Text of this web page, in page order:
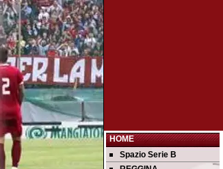
HOME
Spazio Serie B